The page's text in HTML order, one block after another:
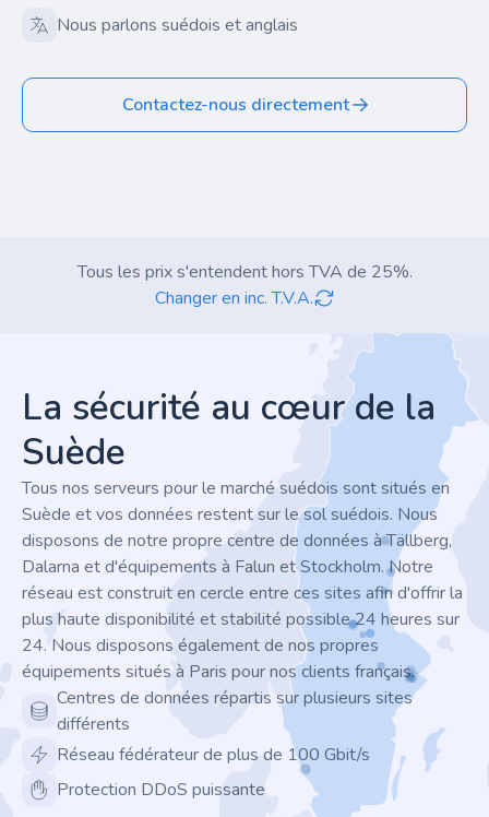
Nous parlons suédois et anglais
Contactez-nous directement
Tous les prix s'entendent hors TVA de 25%.
Changer en inc. T.V.A.
La sécurité au cœur de la
Suède
Tous nos serveurs pour le marché suédois sont situés en
Suède et vos données restent sur le sol suédois. Nous
disposons de notre propre centre de données à Tällberg,
Dalarna et d'équipements à Falun et Stockholm. Notre
réseau est construit en cercle entre ces sites afin d'offrir la
plus haute disponibilité et stabilité possible 24 heures sur
24. Nous disposons également de nos propres
équipements situés à Paris pour nos clients français.
Centres de données répartis sur plusieurs sites
différents
Réseau fédérateur de plus de 100 Gbit/s
Protection DDoS puissante